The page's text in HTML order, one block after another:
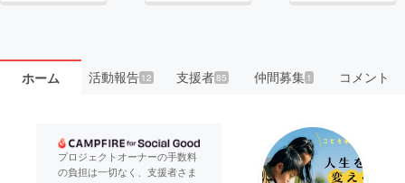
ホーム 活動報告12 支援者85 仲間募集 1 コメント
プロジェクトオーナーの手数料
の負担は一切なく、支援者さま